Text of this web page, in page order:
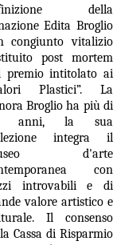
della
Edita Broglio
congiunto vitalizio
post mortem
premio intitolato ai
Plastici”. La
Broglio ha più di
anni, la sua
integra il
d'arte
con
introvabili e di
valore artistico e
Il consenso
Cassa di Risparmio